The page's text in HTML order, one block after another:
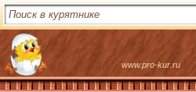
www.pro-kur.ru